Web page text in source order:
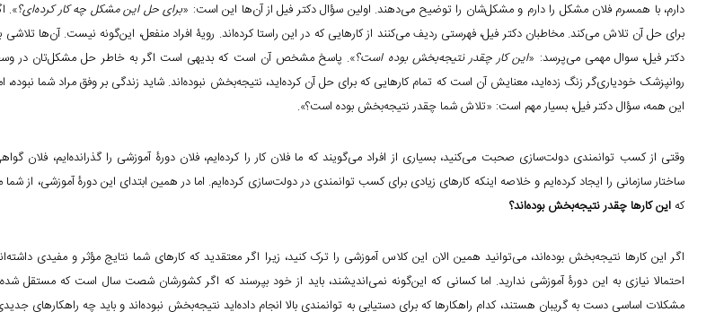
دارم، با همسرم فلان مشکل را دارم و مشکل‌شان را توضیح می‌دهند. اولین سؤال دکتر فیل از آن‌ها این است: «برای حل این مشکل چه کار کرده‌ای؟».
برای حل آن تلاش می‌کند. مخاطبان دکتر فیل، فهرستی ردیف می‌کنند از کارهایی که در این راستا کرده‌اند. رویۀ افراد منفعل، این‌گونه نیست. آن‌ها
دکتر فیل، سوال مهمی می‌پرسد: «این کار چقدر نتیجه‌بخش بوده است؟». پاسخ مشخص آن است که بدیهی است اگر به خاطر حل مشکل‌تان در وسط
روانپزشک خودیاری‌گر زنگ زده‌اید، معنایش آن است که تمام کارهایی که برای حل آن کرده‌اید، نتیجه‌بخش نبوده‌اند. شاید زندگی بر وفق مراد شما نبوده،
این همه، سؤال دکتر فیل، بسیار مهم است: «تلاش شما چقدر نتیجه‌بخش بوده است؟».
وقتی از کسب توانمندی دولت‌سازی صحبت می‌کنید، بسیاری از افراد می‌گویند که ما فلان کار را کرده‌ایم، فلان دورۀ آموزشی را گذرانده‌ایم، فلان
ساختار سازمانی را ایجاد کرده‌ایم و خلاصه اینکه کارهای زیادی برای کسب توانمندی در دولت‌سازی کرده‌ایم. اما در همین ابتدای این دورۀ آموزشی، از
کهاین کارها چقدر نتیجه‌بخش بوده‌اند؟
اگر این کارها نتیجه‌بخش بوده‌اند، می‌توانید همین الان این کلاس آموزشی را ترک کنید، زیرا اگر معتقدید که کارهای شما نتایج مؤثر و مفیدی
احتمالا نیازی به این دورۀ آموزشی ندارید. اما کسانی که این‌گونه نمی‌اندیشند، باید از خود بپرسند که اگر کشورشان شصت سال است که مستقل
مشکلات اساسی دست به گریبان هستند، کدام راهکارها که برای دستیابی به توانمندی بالا انجام داده‌اید نتیجه‌بخش نبوده‌اند و باید چه راهکارهای